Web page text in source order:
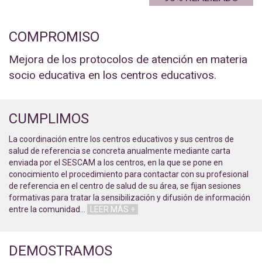
COMPROMISO
Mejora de los protocolos de atención en materia
socio educativa en los centros educativos.
CUMPLIMOS
La coordinación entre los centros educativos y sus centros de
salud de referencia se concreta anualmente mediante carta
enviada por el SESCAM a los centros, en la que se pone en
conocimiento el procedimiento para contactar con su profesional
de referencia en el centro de salud de su área, se fijan sesiones
formativas para tratar la sensibilización y difusión de información
entre la comunidad… LEER MÁS +
DEMOSTRAMOS